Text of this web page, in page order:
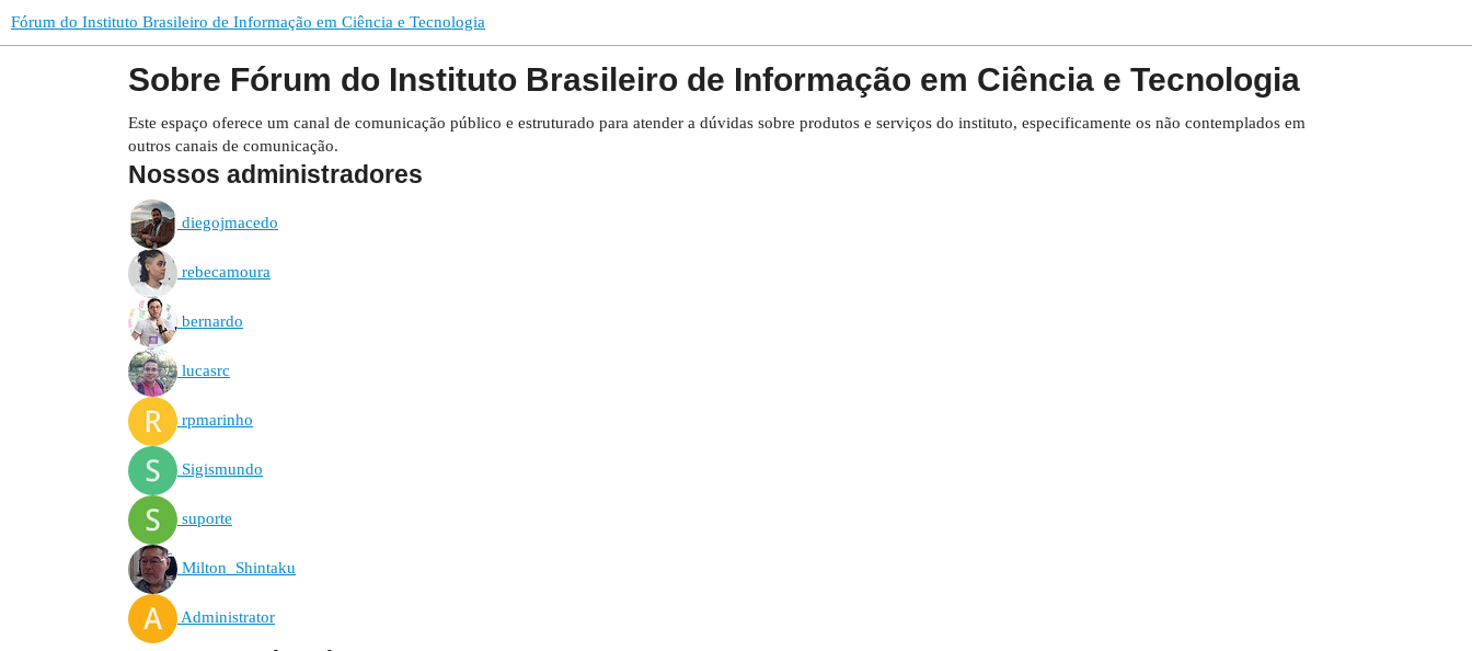
Fórum do Instituto Brasileiro de Informação em Ciência e Tecnologia
Sobre Fórum do Instituto Brasileiro de Informação em Ciência e Tecnologia
Este espaço oferece um canal de comunicação público e estruturado para atender a dúvidas sobre produtos e serviços do instituto, especificamente os não contemplados em
outros canais de comunicação.
Nossos administradores
diegojmacedo
rebecamoura
bernardo
lucasrc
rpmarinho
Sigismundo
suporte
Milton_Shintaku
Administrator